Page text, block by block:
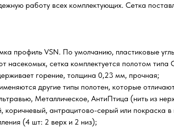
работу всех комплектующих. Сетка
профиль VSN. По умолчанию, пластиковые
насекомых, сетка комплектуется полотом типа
горение, толщина 0,23 мм, прочная;
другие типы полотен, которые
Металлическое, АнтиПтица (нить из
антрацитово-серый или покраска в
(4 шт: 2 верх и 2 низ);